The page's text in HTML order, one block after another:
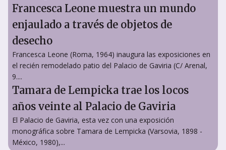
Francesca Leone muestra un mundo
enjaulado a través de objetos de
desecho
Francesca Leone (Roma, 1964) inaugura las exposiciones en
el recién remodelado patio del Palacio de Gaviria (C/ Arenal,
9....
Tamara de Lempicka trae los locos
años veinte al Palacio de Gaviria
El Palacio de Gaviria, esta vez con una exposición
monográfica sobre Tamara de Lempicka (Varsovia, 1898 -
México, 1980),...